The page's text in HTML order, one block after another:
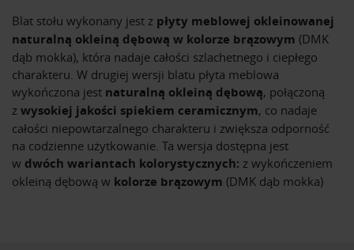
Blat stołu wykonany jest z płyty meblowej okleinowanej
naturalną okleiną dębową w kolorze brązowym (DMK
dąb mokka), która nadaje całości szlachetnego i ciepłego
charakteru. W drugiej wersji blatu płyta meblowa
wykończona jest naturalną okleiną dębową, połączoną
z wysokiej jakości spiekiem ceramicznym, co nadaje
całości niepowtarzalnego charakteru i zwiększa odporność
na codzienne użytkowanie. Ta wersja dostępna jest
w dwóch wariantach kolorystycznych: z wykończeniem
okleiną dębową w kolorze brązowym (DMK dąb mokka)